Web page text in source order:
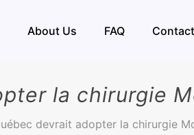
About Us FAQ Contact
la chirurgie
devrait adopter la chirurgie